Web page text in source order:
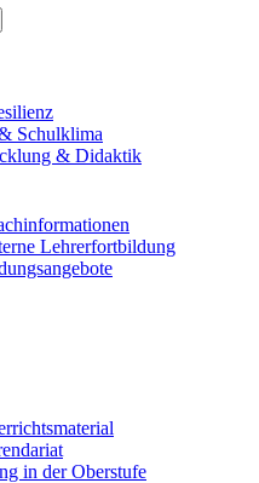
Schulklima
& Didaktik
Lehrerfortbildung
in der Oberstufe